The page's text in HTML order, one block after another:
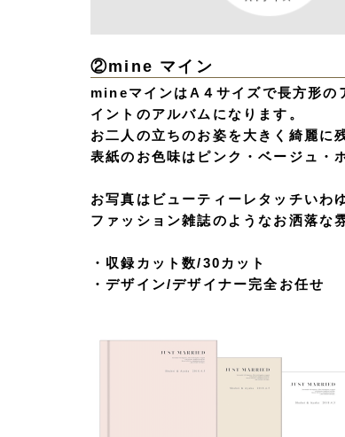
②mine マイン
mineマインはA４サイズで長方形の
イントのアルバムになります。
お二人の立ちのお姿を大きく綺麗に
表紙のお色味はピンク・ベージュ・
お写真はビューティーレタッチいわ
ファッション雑誌のようなお洒落な
・収録カット数/30カット
・デザイン/デザイナー完全お任せ